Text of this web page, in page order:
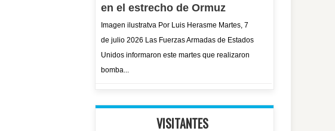
en el estrecho de Ormuz
Imagen ilustratva Por Luis Herasme Martes, 7
de julio 2026 Las Fuerzas Armadas de Estados
Unidos informaron este martes que realizaron
bomba...
VISITANTES